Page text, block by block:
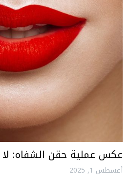
عكس عملية حقن الشفاه: لا
أغسطس 1, 2025